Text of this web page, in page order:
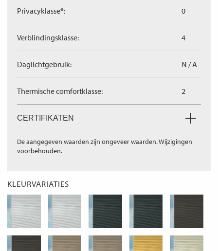
Privacyklasse*: 0
Verblindingsklasse: 4
Daglichtgebruik: N / A
Thermische comfortklasse: 2
CERTIFIKATEN
De aangegeven waarden zijn ongeveer waarden. Wijzigingen
voorbehouden.
KLEURVARIATIES